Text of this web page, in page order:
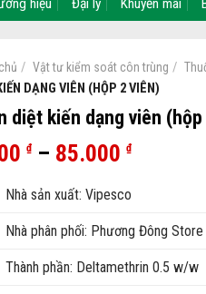
hiệu Đại lý Khuyến mãi
/ Vật tư kiểm soát côn trùng /
DẠNG VIÊN (HỘP 2 VIÊN)
diệt kiến dạng viên
₫ – 85.000 ₫
Nhà sản xuất: Vipesco
Nhà phân phối: Phương Đông Store
Thành phần: Deltamethrin 0.5 w/w